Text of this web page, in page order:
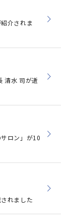
介されま
清水 司が逝
ロン」が10
れました